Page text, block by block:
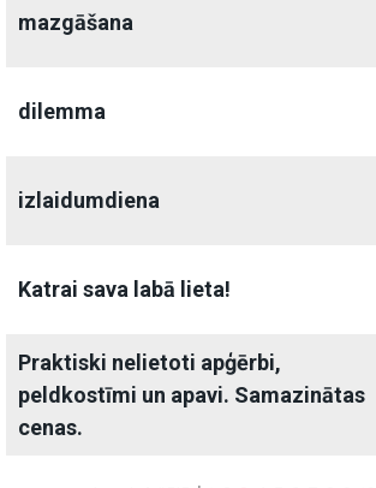
mazgāšana
dilemma
izlaidumdiena
Katrai sava labā lieta!
Praktiski nelietoti apģērbi,
peldkostīmi un apavi. Samazinātas
cenas.